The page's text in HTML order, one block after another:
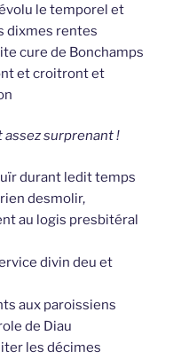
le temporel et
dixmes rentes
cure de Bonchamps
et croitront et
assez surprenant !
durant ledit temps
desmolir,
au logis presbitéral
divin deu et
aux paroissiens
de Diau
les décimes